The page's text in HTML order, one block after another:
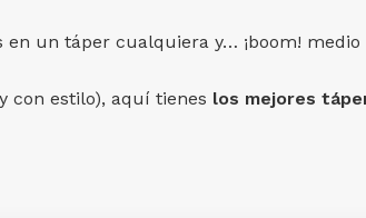
un táper cualquiera y… ¡boom!
con estilo), aquí tienes los mejores